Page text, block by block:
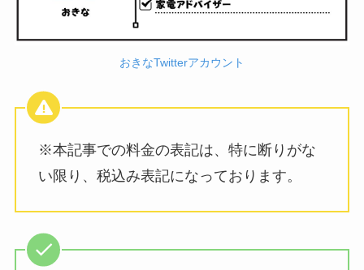
おきなTwitterアカウント
※本記事での料金の表記は、特に断りがな
い限り、税込み表記になっております。